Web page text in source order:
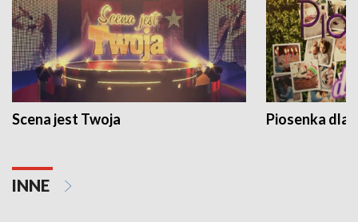
Scena jest Twoja Piosenka dla
INNE